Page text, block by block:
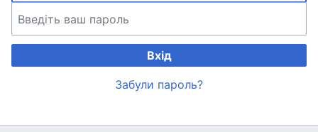
Вхід
Забули пароль?